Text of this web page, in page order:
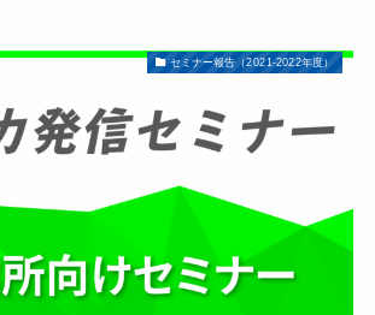
セミナー報告（2021-2022年度）